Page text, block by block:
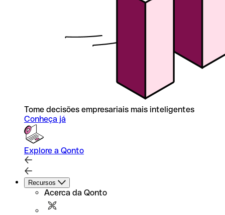
Tome decisões empresariais mais inteligentes
Conheça já
Explore a Qonto
Recursos
Acerca da Qonto